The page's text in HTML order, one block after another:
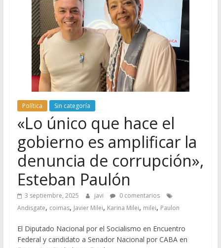
Política Sin categoría
«Lo único que hace el
gobierno es amplificar la
denuncia de corrupción»,
Esteban Paulón
3 septiembre, 2025 javi
0 comentarios
Andisgate, coimas, Javier Milei, Karina Milei, milei, Paulon
El Diputado Nacional por el Socialismo en Encuentro
Federal y candidato a Senador Nacional por CABA en